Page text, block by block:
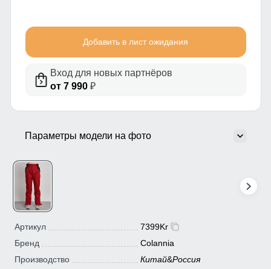
Добавить в лист ожидания
Вход для новых партнёров
от 7 990₽
Параметры модели на фото
Артикул
7399Kr
Бренд
Colannia
Производство
Китай&Россия